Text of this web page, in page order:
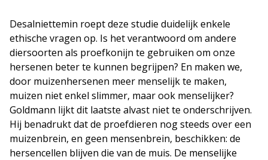
Desalniettemin roept deze studie duidelijk enkele
ethische vragen op. Is het verantwoord om andere
diersoorten als proefkonijn te gebruiken om onze
hersenen beter te kunnen begrijpen? En maken we,
door muizenhersenen meer menselijk te maken,
muizen niet enkel slimmer, maar ook menselijker?
Goldmann lijkt dit laatste alvast niet te onderschrijven.
Hij benadrukt dat de proefdieren nog steeds over een
muizenbrein, en geen mensenbrein, beschikken: de
hersencellen blijven die van de muis. De menselijke